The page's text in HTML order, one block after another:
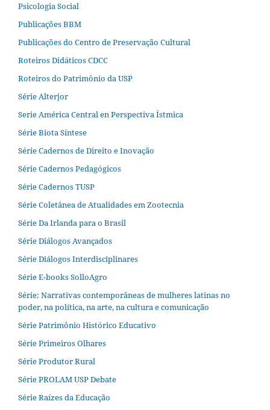
Psicologia Social
Publicações BBM
Publicações do Centro de Preservação Cultural
Roteiros Didáticos CDCC
Roteiros do Patrimônio da USP
Série Alterjor
Serie América Central en Perspectiva Ístmica
Série Biota Síntese
Série Cadernos de Direito e Inovação
Série Cadernos Pedagógicos
Série Cadernos TUSP
Série Coletânea de Atualidades em Zootecnia
Série Da Irlanda para o Brasil
Série Diálogos Avançados
Série Diálogos Interdisciplinares
Série E-books SolloAgro
Série: Narrativas contemporâneas de mulheres latinas no
poder, na política, na arte, na cultura e comunicação
Série Patrimônio Histórico Educativo
Série Primeiros Olhares
Série Produtor Rural
Série PROLAM USP Debate
Série Raízes da Educação